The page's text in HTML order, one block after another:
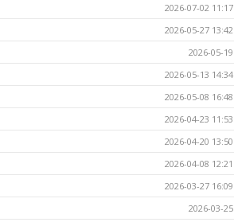
2026-07-02 11:17
2026-05-27 13:42
2026-05-19
2026-05-13 14:34
2026-05-08 16:48
2026-04-23 11:53
2026-04-20 13:50
2026-04-08 12:21
2026-03-27 16:09
2026-03-25